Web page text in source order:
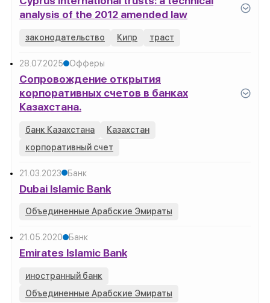
analysis of the 2012 amended law
законодательство Кипр траст
28.07.2025 Офферы
Cопровождение открытия
корпоративных счетов в банках
Казахстана.
банк Казахстана
Казахстан
корпоративный счет
21.03.2023 Банк
Dubai Islamic Bank
Объединенные Арабские Эмираты
21.05.2020 Банк
Emirates Islamic Bank
иностранный банк
Объединенные Арабские Эмираты